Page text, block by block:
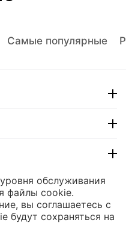
Самые популярные
базе CS-Cartи
обслуживания
файлы cookie.
вы соглашаетесь с
будут сохраняться на